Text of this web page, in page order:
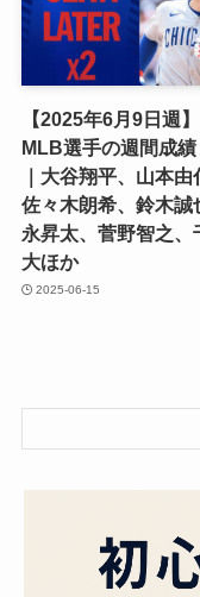
【2025年6月9日週
MLB選手の週間成
｜大谷翔平、山本由
佐々木朗希、鈴木誠
永昇太、菅野智之、
大ほか
2025-06-15